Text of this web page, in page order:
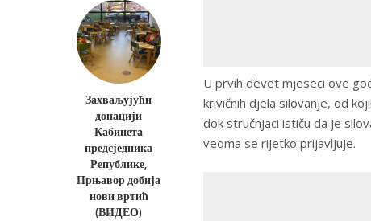
Захваљујући
донацији
Кабинета
предсједника
Републике,
Прњавор добија
нови вртић
(ВИДЕО)
U prvih devet mjeseci ove
krivičnih djela silovanje, od
dok stručnjaci ističu da je
veoma se rijetko prijavljuje.